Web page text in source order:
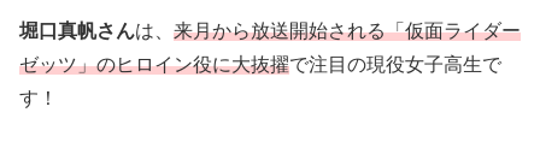
堀口真帆さんは、 来月から放送開始される「仮面ライダー
ゼッツ」のヒロイン役に大抜擢で注目の現役女子高生で
す！